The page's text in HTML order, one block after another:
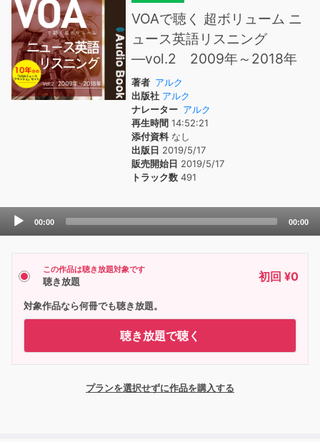
VOAで聴く 超ボリューム ニ
ュース英語リスニング
―vol.2 2009年～2018年
著者 アルク
出版社 アルク
ナレーター アルク
再生時間 14:52:21
添付資料なし
出版日 2019/5/17
販売開始日 2019/5/17
トラック数 491
Audio
00:00 00:00
この作品は聴き放題対象です
聴き放題 初回 ¥0
対象作品なら何冊でも聴き放題。
聴き放題で聴く
プランを選択せずに作品を購入する